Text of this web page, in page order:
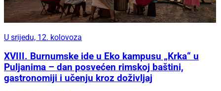
U srijedu, 12. kolovoza
XVIII. Burnumske ide u Eko kampusu „Krka“ u
Puljanima – dan posvećen rimskoj baštini,
gastronomiji i učenju kroz doživljaj